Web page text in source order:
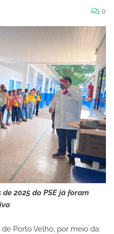
0
2025 do PSE já foram
Porto Velho, por meio da